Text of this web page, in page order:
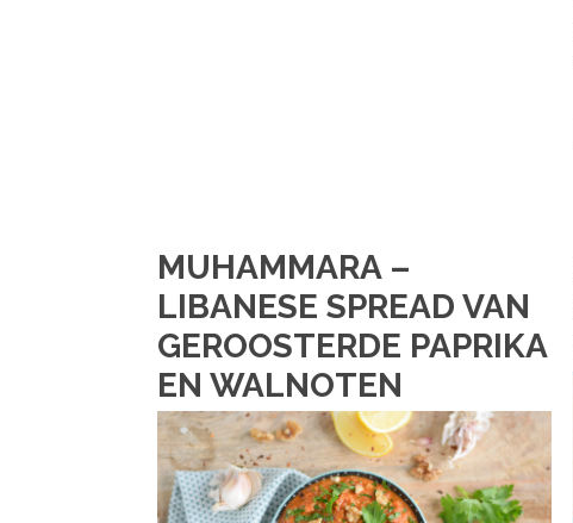
MUHAMMARA –
LIBANESE SPREAD VAN
GEROOSTERDE PAPRIKA
EN WALNOTEN